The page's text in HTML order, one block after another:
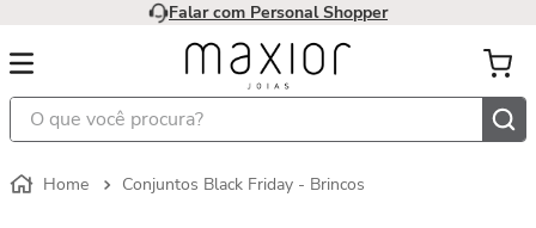
Falar com Personal Shopper
O que você procura?
Conjuntos Black Friday - Brincos